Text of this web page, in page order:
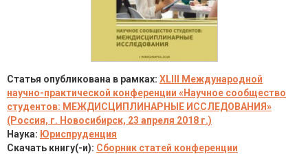
Статья опубликована в рамках: XLIII Международной
научно-практической конференции «Научное сообщество
студентов: МЕЖДИСЦИПЛИНАРНЫЕ ИССЛЕДОВАНИЯ»
(Россия, г. Новосибирск, 23 апреля 2018 г.)
Наука: Юриспруденция
Скачать книгу(-и): Сборник статей конференции